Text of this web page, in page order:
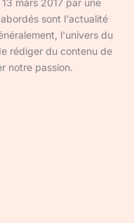
sont l'actualité
l'univers du
rédiger du contenu de
notre passion.